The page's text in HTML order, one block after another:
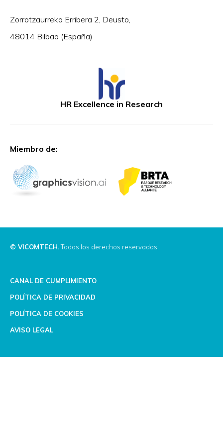
Zorrotzaurreko Erribera 2, Deusto,
48014 Bilbao (España)
HR Excellence in Research
Miembro de:
© VICOMTECH.Todos los derechos reservados.
CANAL DE CUMPLIMIENTO
POLÍTICA DE PRIVACIDAD
POLÍTICA DE COOKIES
AVISO LEGAL